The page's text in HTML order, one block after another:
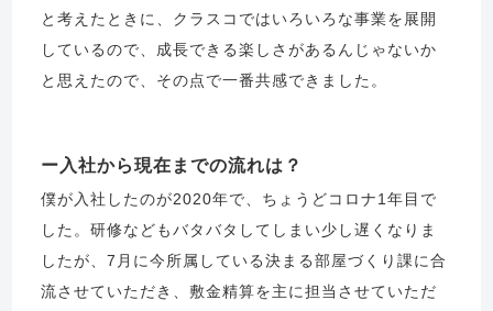
と考えたときに、クラスコではいろいろな事業を展開
しているので、成長できる楽しさがあるんじゃないか
と思えたので、その点で一番共感できました。
入社から現在までの流れは？
僕が入社したのが2020年で、ちょうどコロナ1年目で
した。研修などもバタバタしてしまい少し遅くなりま
したが、7月に今所属している決まる部屋づくり課に合
流させていただき、敷金精算を主に担当させていただ